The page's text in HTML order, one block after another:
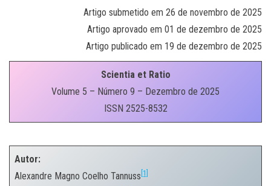
Artigo submetido em 26 de novembro de 2025
Artigo aprovado em 01 de dezembro de 2025
Artigo publicado em 19 de dezembro de 2025
Scientia et Ratio
Volume 5 – Número 9 – Dezembro de 2025
ISSN 2525-8532
Autor:
Alexandre Magno Coelho Tannuss [1]